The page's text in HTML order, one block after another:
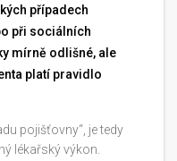
případech
při sociálních
mírně odlišné, ale
platí pravidlo
pojišťovny“, je tedy
lékařský výkon.